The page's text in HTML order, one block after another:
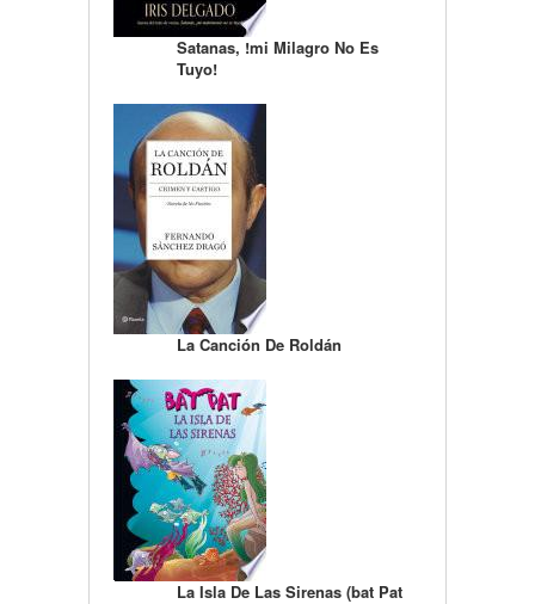
Satanas, !mi Milagro No Es
Tuyo!
La Canción De Roldán
La Isla De Las Sirenas (bat Pat